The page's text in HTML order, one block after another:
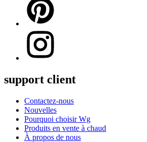
support client
Contactez-nous
Nouvelles
Pourquoi choisir Wg
Produits en vente à chaud
À propos de nous